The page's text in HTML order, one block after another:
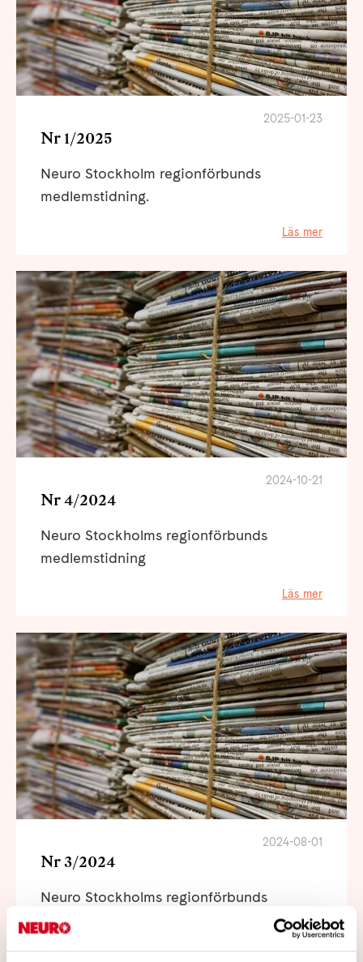
2025-01-23
Nr 1/2025
Neuro Stockholm regionförbunds
medlemstidning.
Läs mer
2024-10-21
Nr 4/2024
Neuro Stockholms regionförbunds
medlemstidning
Läs mer
2024-08-01
Nr 3/2024
Neuro Stockholms regionförbunds
medlemstidning
Läs mer